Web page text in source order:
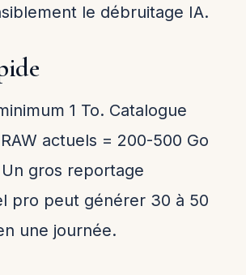
le débruitage IA.
1 To. Catalogue
actuels = 200-500 Go
gros reportage
pro peut générer 30 à 50
une journée.